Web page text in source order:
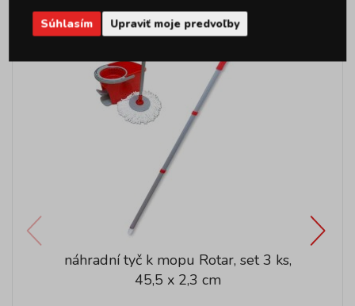
náhradní tyč k mopu Rotar, set 3 ks,
45,5 x 2,3 cm
Súhlasím Upraviť moje predvoľby